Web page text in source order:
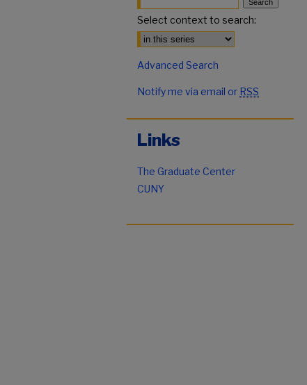
Select context to search:
Advanced Search
Notify me via email or RSS
Links
The Graduate Center
CUNY